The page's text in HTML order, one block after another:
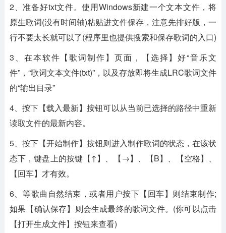
2、准备好txt文件。使用Windows新建一个文本文件，将
原生歌词(没有时间轴)粘贴进文件保存，注意先排好版，一
行不要太长就可以了(程序里也提供搜索和保存歌词的入口)
3、在本软件【歌词制作】页面，【选择】好“音乐文
件”，“歌词文本文件(txt)”，以及存放即将生成LRC歌词文件
的“输出目录”
4、按下【载入最新】按钮可以从当前已选择的路径中重新
读取文件的最新内容。
5、按下【开始制作】按钮则进入制作歌词的状态，在该状
态下，键盘上的按键【↑】、【→】、【B】、【空格】、
【回车】才有效。
6、等歌曲自然结束，或者用户按下【回车】则结束制作;
如果【确认保存】则会生成最终的歌词文件。(你可以点击
【打开生成文件】按钮来查看)